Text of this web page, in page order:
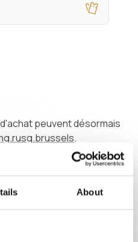
About
peuvent désormais
.
pas la même
et n’est pas un ticket de